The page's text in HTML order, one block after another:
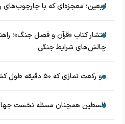
اربعین؛ معجزه‌ای که با
انتشار کتاب «قرآن و فصل جنگ»؛
چالش‌های شرایط جنگی
دو رکعت نمازی که ۵۰ دقیقه طول کشید
فلسطین همچنان مسئله نخست